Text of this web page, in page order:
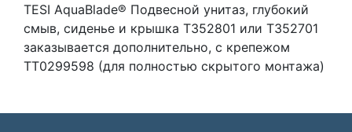
TESI AquaBlade® Подвесной унитаз, глубокий
смыв, сиденье и крышка T352801 или T352701
заказывается дополнительно, с крепежом
TT0299598 (для полностью скрытого монтажа)